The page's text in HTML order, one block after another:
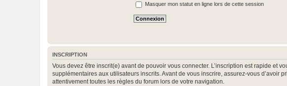
Masquer mon statut en ligne lors de cette session
INSCRIPTION
Vous devez être inscrit(e) avant de pouvoir vous connecter. L’inscription est rapide et
supplémentaires aux utilisateurs inscrits. Avant de vous inscrire, assurez-vous
attentivement toutes les règles du forum lors de votre navigation.